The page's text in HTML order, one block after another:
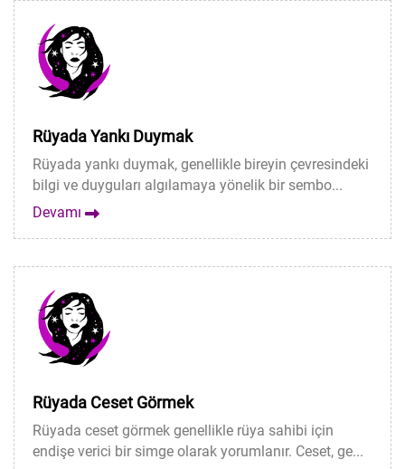
Rüyada Yankı Duymak
Rüyada yankı duymak, genellikle bireyin çevresindeki
bilgi ve duyguları algılamaya yönelik bir sembo...
Devamı
Rüyada Ceset Görmek
Rüyada ceset görmek genellikle rüya sahibi için
endişe verici bir simge olarak yorumlanır. Ceset, ge...